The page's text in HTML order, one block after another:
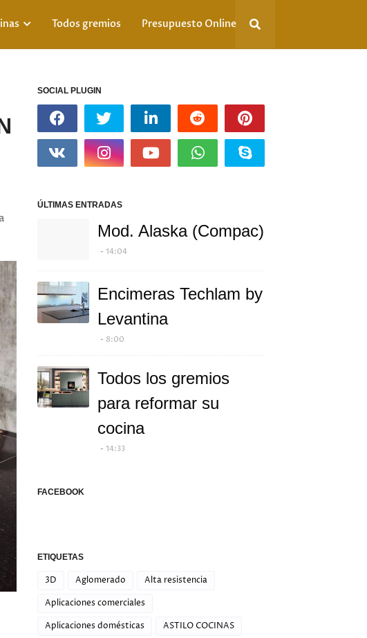
Todos gremios Presupuesto Online
SOCIAL PLUGIN
ÚLTIMAS ENTRADAS
Mod. Alaska (Compac)
14:04
Encimeras Techlam by
Levantina
8:00
Todos los gremios
para reformar su
cocina
14:33
FACEBOOK
ETIQUETAS
3D Aglomerado
Alta resistencia
Aplicaciones comerciales
Aplicaciones domésticas
ASTILO COCINAS